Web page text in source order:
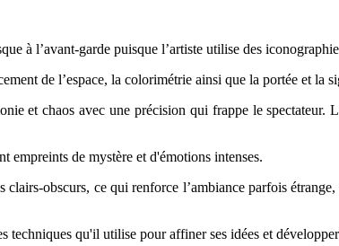
à l’avant-garde puisque l’artiste utilise des
de l’espace, la colorimétrie ainsi que la portée et la
et chaos avec une précision qui frappe le spectateur.
empreints de mystère et d'émotions intenses.
obscurs, ce qui renforce l’ambiance parfois
techniques qu'il utilise pour affiner ses idées et